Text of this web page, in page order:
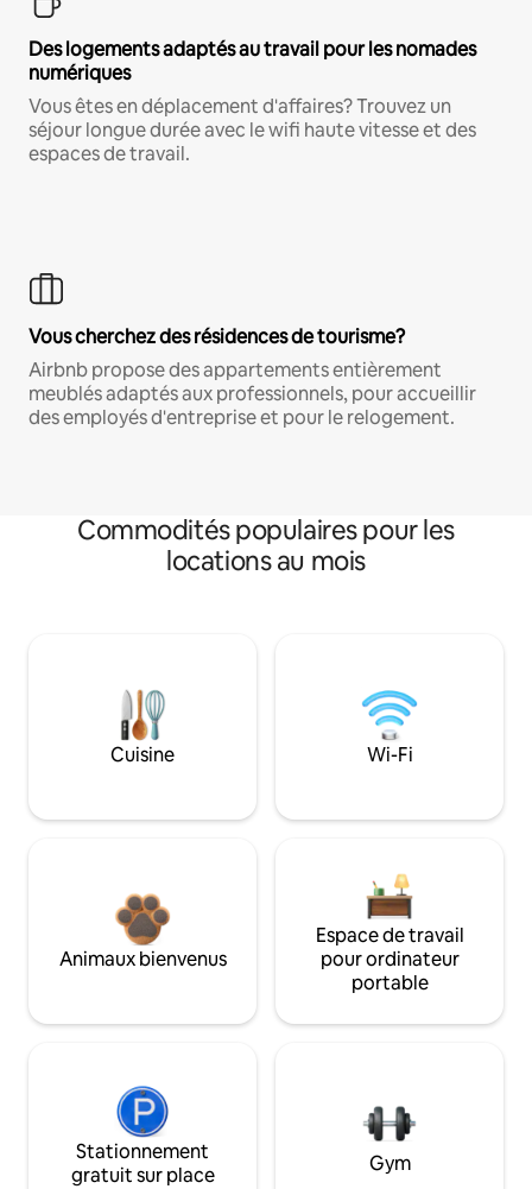
Des logements adaptés au travail pour les nomades
numériques
Vous êtes en déplacement d'affaires? Trouvez un
séjour longue durée avec le wifi haute vitesse et des
espaces de travail.
Vous cherchez des résidences de tourisme?
Airbnb propose des appartements entièrement
meublés adaptés aux professionnels, pour accueillir
des employés d'entreprise et pour le relogement.
Commodités populaires pour les
locations au mois
Cuisine Wi-Fi
Animaux bienvenus
Espace de travail
pour ordinateur
portable
Stationnement
gratuit sur place
Gym